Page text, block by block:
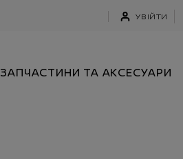
УВІЙТИ
ЗАПЧАСТИНИ ТА АКСЕСУАРИ